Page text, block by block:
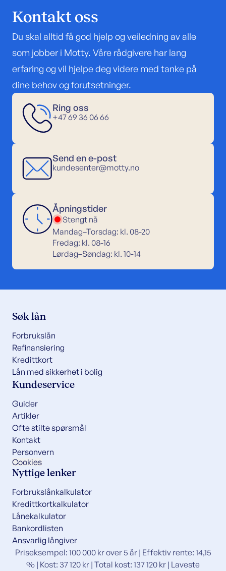
Kontakt oss
Du skal alltid få god hjelp og veiledning av alle
som jobber i Motty. Våre rådgivere har lang
erfaring og vil hjelpe deg videre med tanke på
dine behov og forutsetninger.
Ring oss
+47 69 36 06 66
Send en e-post
kundesenter@motty.no
Åpningstider
Stengt nå
Mandag–Torsdag: kl. 08-20
Fredag: kl. 08-16
Lørdag–Søndag: kl. 10-14
Søk lån
Forbrukslån
Refinansiering
Kredittkort
Lån med sikkerhet i bolig
Kundeservice
Guider
Artikler
Ofte stilte spørsmål
Kontakt
Personvern
Cookies
Nyttige lenker
Forbrukslånkalkulator
Kredittkortkalkulator
Lånekalkulator
Bankordlisten
Ansvarlig långiver
Priseksempel: 100 000 kr over 5 år | Effektiv rente: 14,15
% | Kost: 37 120 kr | Total kost: 137 120 kr | Laveste